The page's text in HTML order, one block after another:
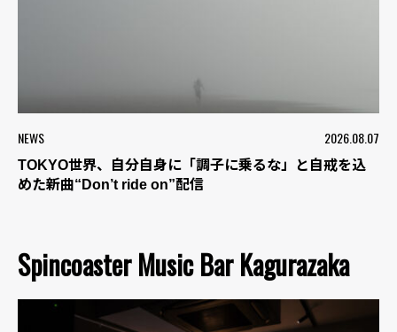
NEWS 2026.08.07
TOKYO世界、自分自身に「調子に乗るな」と自戒を込
めた新曲“Don’t ride on”配信
Spincoaster Music Bar Kagurazaka